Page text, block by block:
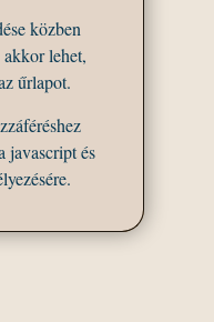
közben
lehet,
űrlapot.
javascript és